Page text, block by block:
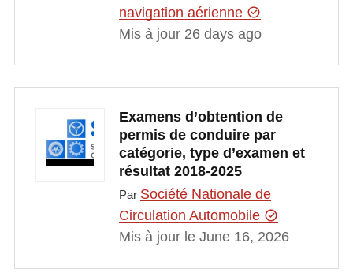
navigation aérienne
Mis à jour 26 days ago
Examens d’obtention de
permis de conduire par
catégorie, type d’examen et
résultat 2018-2025
Par Société Nationale de
Circulation Automobile
Mis à jour le June 16, 2026